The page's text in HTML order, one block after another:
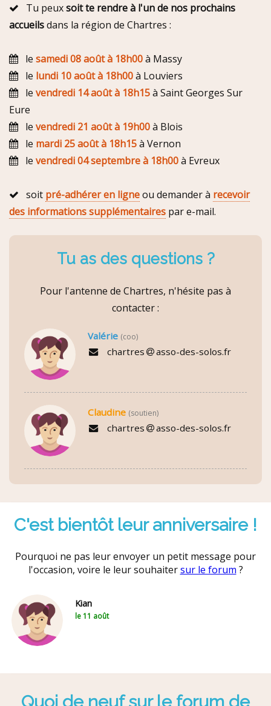
Tu peuxsoit te rendre à l'un de nos prochains
accueilsdans la région de Chartres :
le samedi 08 août à 18h00à Massy
le lundi 10 août à 18h00à Louviers
le vendredi 14 août à 18h15à Saint Georges Sur
Eure
le vendredi 21 août à 19h00à Blois
le mardi 25 août à 18h15à Vernon
le vendredi 04 septembre à 18h00à Evreux
soit pré-adhérer en ligneou demander à recevoir
des informations supplémentaires par e-mail.
Tu as des questions ?
Pour l'antenne de Chartres, n'hésite pas à
contacter :
Valérie (coo)
chartres asso-des-solos.fr
Claudine (soutien)
chartres asso-des-solos.fr
C'est bientôt leur anniversaire !
Pourquoi ne pas leur envoyer un petit message pour
l'occasion, voire le leur souhaitersur le forum ?
Kian
le 11 août